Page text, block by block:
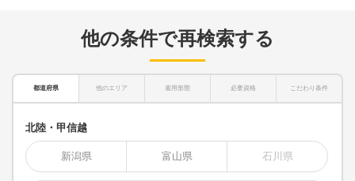
他の条件で再検索する
都道府県 他のエリア 雇用形態 必要資格 こだわり条件
北陸・甲信越
新潟県 富山県 石川県